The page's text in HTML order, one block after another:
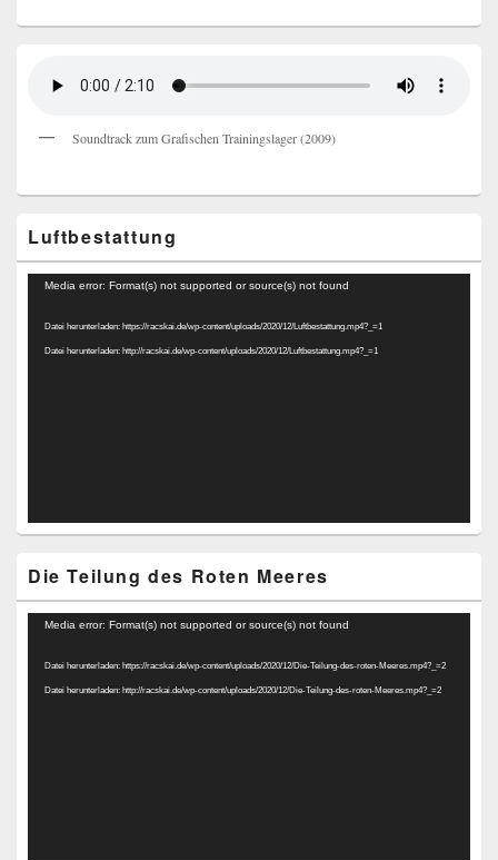
Soundtrack zum Grafischen Trainingslager (2009)
Luftbestattung
Video-
Media error: Format(s) not supported or source(s) not found
Datei herunterladen: https://racskai.de/wp-content/uploads/2020/12/Luftbestattung.mp4?_=1
Datei herunterladen: http://racskai.de/wp-content/uploads/2020/12/Luftbestattung.mp4?_=1
Die Teilung des Roten Meeres
Video-
Media error: Format(s) not supported or source(s) not found
Datei herunterladen: https://racskai.de/wp-content/uploads/2020/12/Die-Teilung-des-roten-Meeres.mp4?_=2
Datei herunterladen: http://racskai.de/wp-content/uploads/2020/12/Die-Teilung-des-roten-Meeres.mp4?_=2